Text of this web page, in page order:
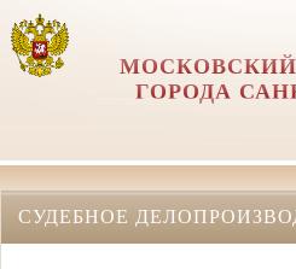
ГОРОДА
СУДЕБНОЕ